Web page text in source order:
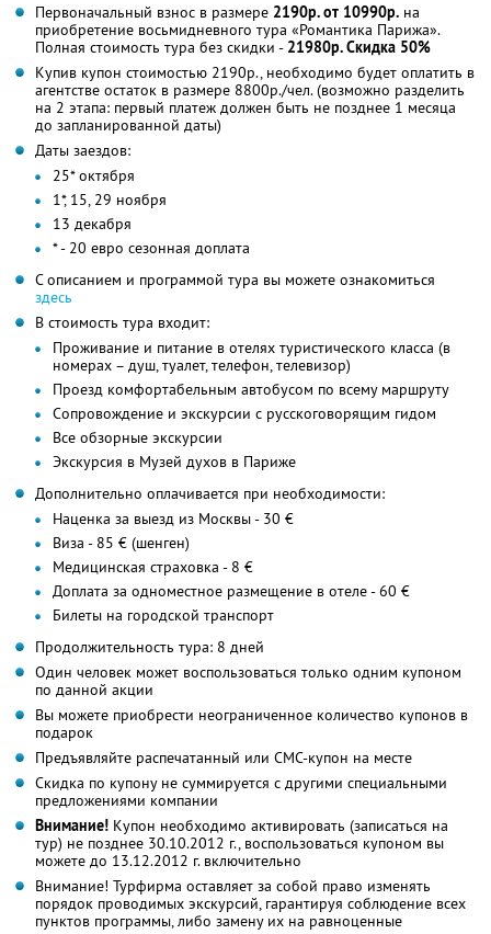
Первоначальный взнос в размере 2190р. от 10990р. на
приобретение восьмидневного тура «Романтика Парижа».
Полная стоимость тура без скидки - 21980р. Скидка 50%
Купив купон стоимостью 2190р., необходимо будет оплатить в
агентстве остаток в размере 8800р./чел. (возможно разделить
на 2 этапа: первый платеж должен быть не позднее 1 месяца
до запланированной даты)
Даты заездов:
25* октября
1*, 15, 29 ноября
13 декабря
* - 20 евро сезонная доплата
С описанием и программой тура вы можете ознакомиться
здесь
В стоимость тура входит:
Проживание и питание в отелях туристического класса (в
номерах – душ, туалет, телефон, телевизор)
Проезд комфортабельным автобусом по всему маршруту
Сопровождение и экскурсии с русскоговорящим гидом
Все обзорные экскурсии
Экскурсия в Музей духов в Париже
Дополнительно оплачивается при необходимости:
Наценка за выезд из Москвы - 30 €
Виза - 85 € (шенген)
Медицинская страховка - 8 €
Доплата за одноместное размещение в отеле - 60 €
Билеты на городской транспорт
Продолжительность тура: 8 дней
Один человек может воспользоваться только одним купоном
по данной акции
Вы можете приобрести неограниченное количество купонов в
подарок
Предъявляйте распечатанный или СМС-купон на месте
Скидка по купону не суммируется с другими специальными
предложениями компании
Внимание! Купон необходимо активировать (записаться на
тур) не позднее 30.10.2012 г., воспользоваться купоном вы
можете до 13.12.2012 г. включительно
Внимание! Турфирма оставляет за собой право изменять
порядок проводимых экскурсий, гарантируя соблюдение всех
пунктов программы, либо замену их на равноценные